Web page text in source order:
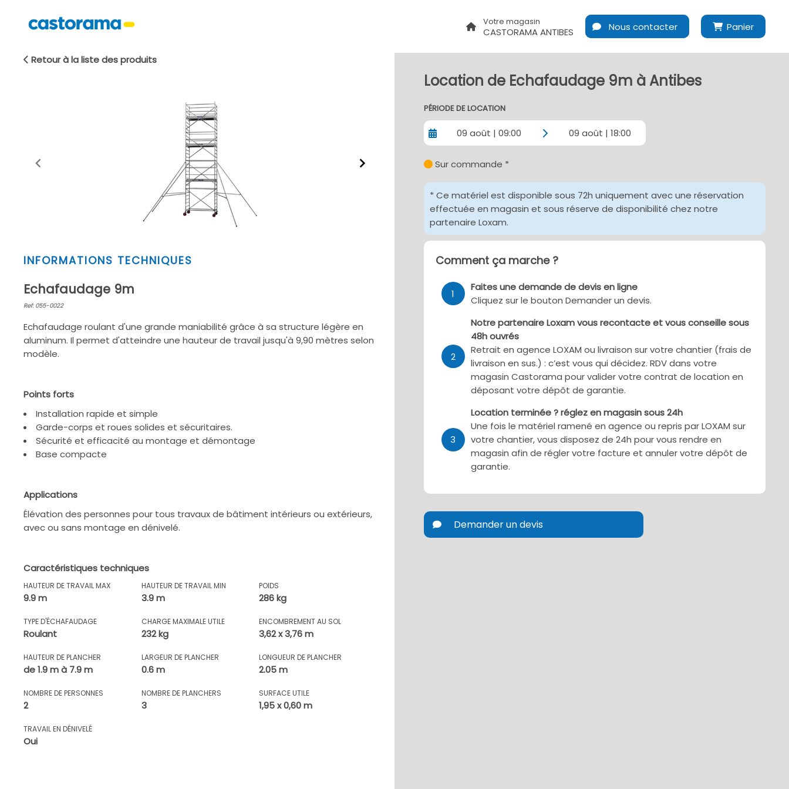
Votre magasin
CASTORAMA ANTIBES Nous contacter Panier
Retour à la liste des produits
Item
of
2
INFORMATIONS TECHNIQUES
Echafaudage 9m
Ref: 055-0022
Echafaudage roulant d'une grande maniabilité grâce à sa structure légère en
aluminum. Il permet d'atteindre une hauteur de travail jusqu'à 9,90 mètres selon
modèle.
Points forts
Installation rapide et simple
Garde-corps et roues solides et sécuritaires.
Sécurité et efficacité au montage et démontage
Base compacte
Applications
Élévation des personnes pour tous travaux de bâtiment intérieurs ou extérieurs,
avec ou sans montage en dénivelé.
Caractéristiques techniques
HAUTEUR DE TRAVAIL MAX
9.9 m
HAUTEUR DE TRAVAIL MIN
3.9 m
POIDS
286 kg
TYPE D'ÉCHAFAUDAGE
Roulant
CHARGE MAXIMALE UTILE
232 kg
ENCOMBREMENT AU SOL
3,62 x 3,76 m
HAUTEUR DE PLANCHER
de 1.9 m à 7.9 m
LARGEUR DE PLANCHER
0.6 m
LONGUEUR DE PLANCHER
2.05 m
NOMBRE DE PERSONNES
2
NOMBRE DE PLANCHERS
3
SURFACE UTILE
1,95 x 0,60 m
TRAVAIL EN DÉNIVELÉ
Oui
Location de Echafaudage 9m à Antibes
PÉRIODE DE LOCATION
09 août | 09:00 09 août | 18:00
Sur commande *
* Ce matériel est disponible sous 72h uniquement avec une réservation
effectuée en magasin et sous réserve de disponibilité chez notre
partenaire Loxam.
Comment ça marche ?
1
Faites une demande de devis en ligne
Cliquez sur le bouton Demander un devis.
2
Notre partenaire Loxam vous recontacte et vous conseille sous
48h ouvrés
Retrait en agence LOXAM ou livraison sur votre chantier (frais de
livraison en sus.) : c’est vous qui décidez. RDV dans votre
magasin Castorama pour valider votre contrat de location en
déposant votre dépôt de garantie.
3
Location terminée ? réglez en magasin sous 24h
Une fois le matériel ramené en agence ou repris par LOXAM sur
votre chantier, vous disposez de 24h pour vous rendre en
magasin afin de régler votre facture et annuler votre dépôt de
garantie.
Demander un devis